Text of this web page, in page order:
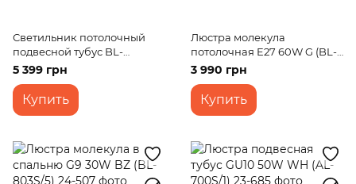
Светильник потолочный
подвесной тубус BL-
466S/3*10W BK LED
5 399 грн
Купить
Люстра молекула
потолочная E27 60W G (BL-
968C/6)
3 990 грн
Купить